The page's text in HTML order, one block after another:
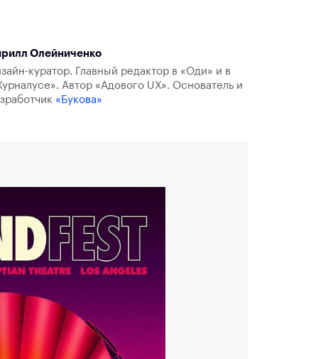
Олейниченко
куратор. Главный редактор в «Оди» и в
Автор «Адового UX». Основатель и
«Букова»